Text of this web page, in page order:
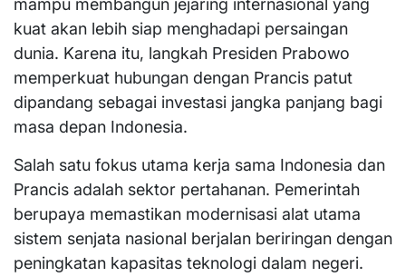
mampu membangun jejaring internasional yang
kuat akan lebih siap menghadapi persaingan
dunia. Karena itu, langkah Presiden Prabowo
memperkuat hubungan dengan Prancis patut
dipandang sebagai investasi jangka panjang bagi
masa depan Indonesia.
Salah satu fokus utama kerja sama Indonesia dan
Prancis adalah sektor pertahanan. Pemerintah
berupaya memastikan modernisasi alat utama
sistem senjata nasional berjalan beriringan dengan
peningkatan kapasitas teknologi dalam negeri.